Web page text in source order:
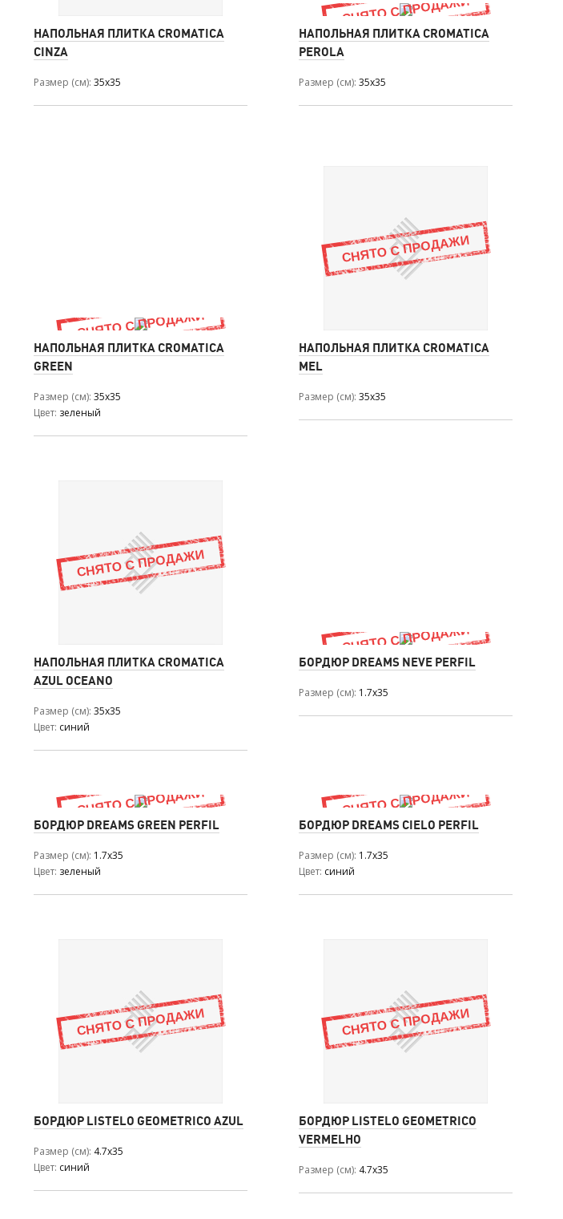
НАПОЛЬНАЯ ПЛИТКА CROMATICA
CINZA
Размер (см) 35x35
НАПОЛЬНАЯ ПЛИТКА CROMATICA
PEROLA
Размер (см) 35x35
НАПОЛЬНАЯ ПЛИТКА CROMATICA
GREEN
Размер (см) 35x35
Цвет зеленый
НАПОЛЬНАЯ ПЛИТКА CROMATICA
MEL
Размер (см) 35x35
НАПОЛЬНАЯ ПЛИТКА CROMATICA
AZUL OCEANO
Размер (см) 35x35
Цвет синий
БОРДЮР DREAMS NEVE PERFIL
Размер (см) 1.7x35
БОРДЮР DREAMS GREEN PERFIL
Размер (см) 1.7x35
Цвет зеленый
БОРДЮР DREAMS CIELO PERFIL
Размер (см) 1.7x35
Цвет синий
БОРДЮР LISTELO GEOMETRICO AZUL
Размер (см) 4.7x35
Цвет синий
БОРДЮР LISTELO GEOMETRICO
VERMELHO
Размер (см) 4.7x35